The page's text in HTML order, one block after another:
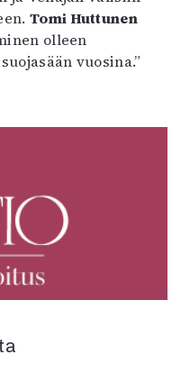
Tomi Huttunen
olleen
vuosina.”